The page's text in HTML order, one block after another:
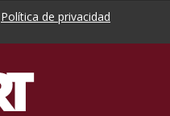
Política de privacidad